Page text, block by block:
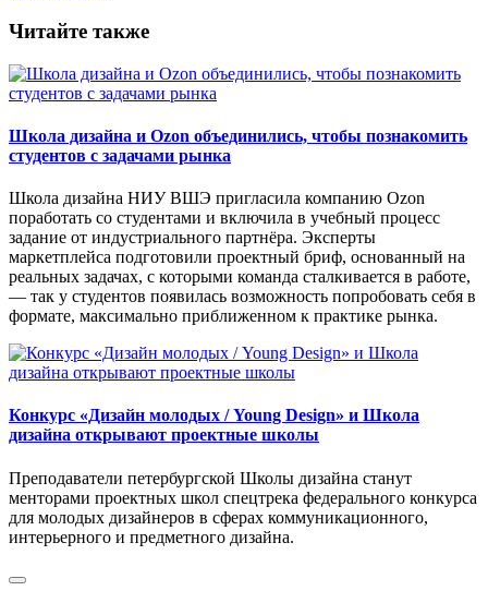
Читайте также
Школа дизайна и Ozon объединились, чтобы познакомить
студентов с задачами рынка
Школа дизайна НИУ ВШЭ пригласила компанию Ozon
поработать со студентами и включила в учебный процесс
задание от индустриального партнёра. Эксперты
маркетплейса подготовили проектный бриф, основанный на
реальных задачах, с которыми команда сталкивается в работе,
— так у студентов появилась возможность попробовать себя в
формате, максимально приближенном к практике рынка.
Конкурс «Дизайн молодых / Young Design» и Школа
дизайна открывают проектные школы
Преподаватели петербургской Школы дизайна станут
менторами проектных школ спецтрека федерального конкурса
для молодых дизайнеров в сферах коммуникационного,
интерьерного и предметного дизайна.